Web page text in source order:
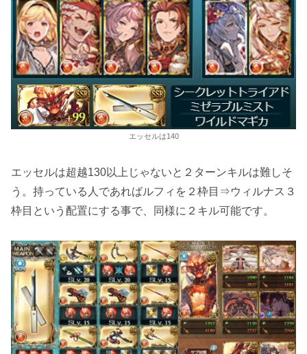
エッセルは140
エッセルは超越130以上じゃないと２ターンキルは難しそ
う。持っている人であればルフィを２枠目⇒ウィルナス３
枠目という配置にする事で、同様に２キル可能です。